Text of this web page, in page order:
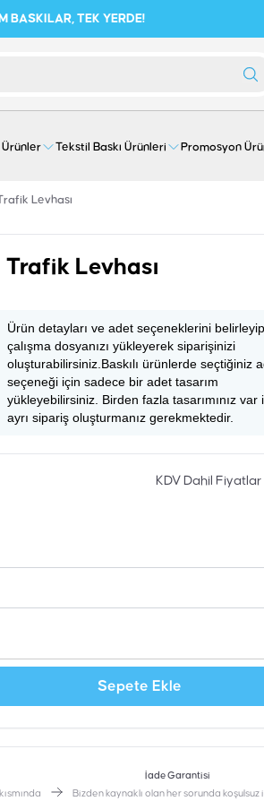
BASKILAR, TEK YERDE!
Ürünler Tekstil Baskı Ürünleri Promosyon
Levhası
Trafik Levhası
Ürün detayları ve adet seçeneklerini belirleyip
çalışma dosyanızı yükleyerek siparişinizi
oluşturabilirsiniz.Baskılı ürünlerde seçtiğiniz
seçeneği için sadece bir adet tasarım
yükleyebilirsiniz. Birden fazla tasarımınız var
ayrı sipariş oluşturmanız gerekmektedir.
KDV Dahil Fiyatlar
Sepete Ekle
İade Garantisi
Bizden kaynaklı olan her sorunda koşulsuz